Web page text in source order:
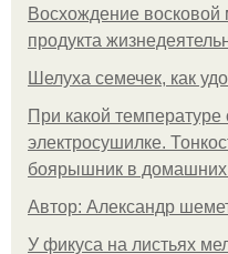
Восхождение восковой
продукта
Шелуха семечек, как
При какой
электросушилке.
боярышник в домашних
Автор: Александр
У фикуса на листьях